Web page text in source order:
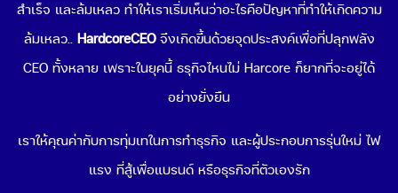
สำเร็จ และล้มเหลว ทำให้เราเริ่มเห็นว่าอะไรคือปัญหาที่ทำให้เกิดความ
ล้มเหลว.. HardcoreCEOจึงเกิดขึ้นด้วยจุดประสงค์เพื่อที่ปลุกพลัง
CEO ทั้งหลาย เพราะในยุคนี้ ธรุกิจไหนไม่ Harcore ก็ยากที่จะอยู่ได้
อย่างยั่งยืน
เราให้คุณค่ากับการทุ่มเทในการทำธุรกิจ และผู้ประกอบการรุ่นใหม่ ไฟ
แรง ที่สู้เพื่อแบรนด์ หรือธุรกิจที่ตัวเองรัก